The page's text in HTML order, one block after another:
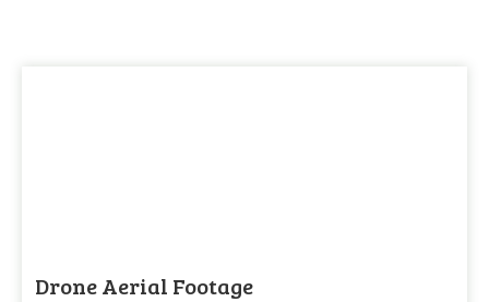
Drone Aerial Footage